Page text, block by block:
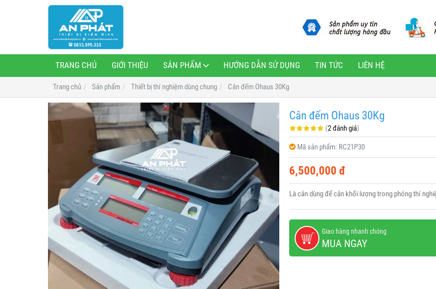
TRANG CHỦ GIỚI THIỆU SẢN PHẨM HƯỚNG DẪN SỬ DỤNG TIN TỨC LIÊN HỆ
Trang chủ Sản phẩm Thiết bị thí nghiệm dùng chung Cân đếm Ohaus 30Kg
Cân đếm Ohaus 30Kg
(2 đánh giá)
Mã sản phẩm: RC21P30
6,500,000 đ
Là cân dùng để cân khối lượng trong phóng thí
Giao hàng nhanh chóng
MUA NGAY